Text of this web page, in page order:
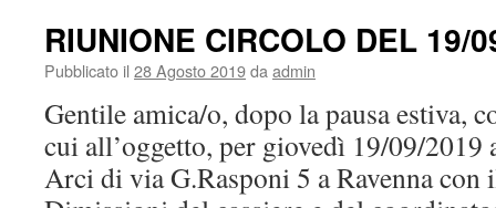
RIUNIONE CIRCOLO DEL 19/
Pubblicato il 28 Agosto 2019da admin
Gentile amica/o, dopo la pausa estiva,
cui all’oggetto, per giovedì 19/09/2019
Arci di via G.Rasponi 5 a Ravenna con